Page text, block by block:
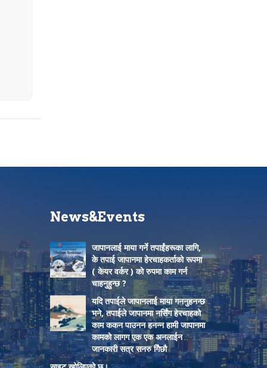
News&Events
जापानलाई माया गर्ने तपाईंहरूका लागि,
के तपाई जापानमा हेरचाहकर्ताको रूपमा
( केयर वर्कर ) को रुपमा काम गर्न
चाहनुहुन्छ ?
यदि तपाईले जापानलाई माया गननुहनन्छ
भने, तपाईले जापानमा नर्सिंग हेरचाहको
काम ककन पाउनन हनन्न हामी जापानमा
कामको लागग एक एक अनलाईन
जानकारी सत्र सनरु गिैछौ